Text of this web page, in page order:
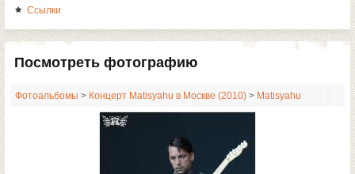
Ссылки
Посмотреть фотографию
Фотоальбомы > Концерт Matisyahu в Москве (2010) > Matisyahu